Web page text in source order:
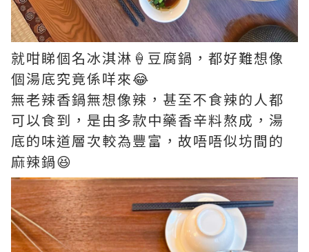
就咁睇個名冰淇淋🍦豆腐鍋，都好難想像
個湯底究竟係咩來😂
無老辣香鍋無想像辣，甚至不食辣的人都
可以食到，是由多款中藥香辛料熬成，湯
底的味道層次較為豐富，故唔唔似坊間的
麻辣鍋😆